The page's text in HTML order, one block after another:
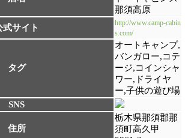
那須高原
式サイト
http://www.camp-cabin
s.com/
タグ
オートキャンプ,
バンガロー,コテ
ージ,コインシャ
ワー,ドライヤ
ー,子供の遊び場
SNS
住所
栃木県那須郡那
須町高久甲